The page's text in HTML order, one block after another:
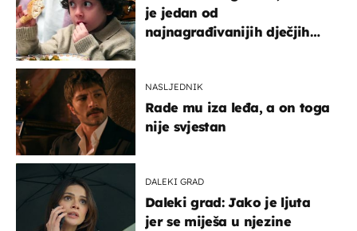
je jedan od
najnagrađivanijih dječjih
NASLJEDNIK
Rade mu iza leđa, a on toga
nije svjestan
DALEKI GRAD
Daleki grad: Jako je ljuta
jer se miješa u njezine